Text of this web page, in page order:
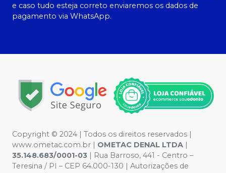
e caso tudo esteja correto enviaremos os dados de
pagamento via WhatsApp.
Copyright © 2024 | Todos os direitos reservados |
www.ometac.com.br | OMETAC DENAL LTDA |
35.148.683/0001-03 | Rua Barroso, 441 - Centro –
Teresina / PI – CEP 64.000-130 | Autorizações de